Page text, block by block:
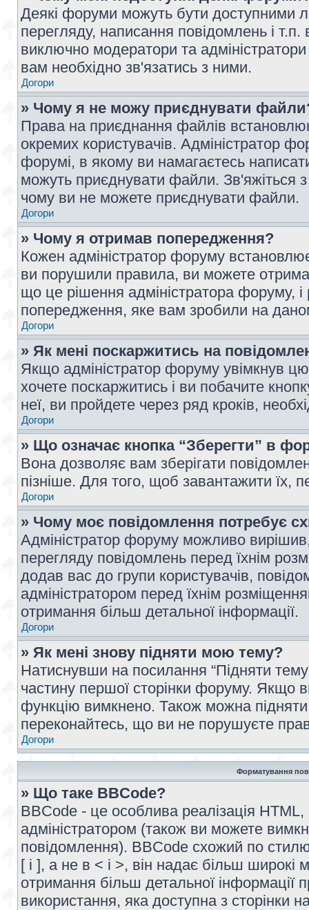
Деякі форуми можуть бути доступними
перегляду, написання повідомлень і
виключно модератори та
вам необхідно зв'язатись з ними.
Догори
» Чому я не можу приєднувати
Права на приєднання файлів
окремих користувачів. Адміністратор
форумі, в якому ви намагаєтесь
можуть приєднувати файли. Зв'яжіться
чому ви не можете приєднувати файли.
Догори
» Чому я отримав попередження?
Кожен адміністратор форуму
ви порушили правила, ви можете
що це рішення адміністратора форуму,
попередження, яке вам зробили на
Догори
» Як мені поскаржитись на
Якщо адміністратор форуму увімкнув
хочете поскаржитись і ви побачите
неї, ви пройдете через ряд кроків,
Догори
» Що означає кнопка “Зберегти” в
Вона дозволяє вам зберігати
пізніше. Для того, щоб завантажити їх,
Догори
» Чому моє повідомлення потребує
Адміністратор форуму можливо
перегляду повідомлень перед їхнім
додав вас до групи користувачів,
адміністратором перед їхнім
отримання більш детальної інформації.
Догори
» Як мені знову підняти мою тему?
Натиснувши на посилання “Підняти
частину першої сторінки форуму. Якщо
функцію вимкнено. Також можна
переконайтесь, що ви не порушуєте
Догори
Форматування
» Що таке BBCode?
BBCode - це особлива реалізація
адміністратором (також ви можете
повідомлення). BBCode схожий по
[ і ], а не в < і >, він надає більш
отримання більш детальної інформації
використання, яка доступна з сторінки